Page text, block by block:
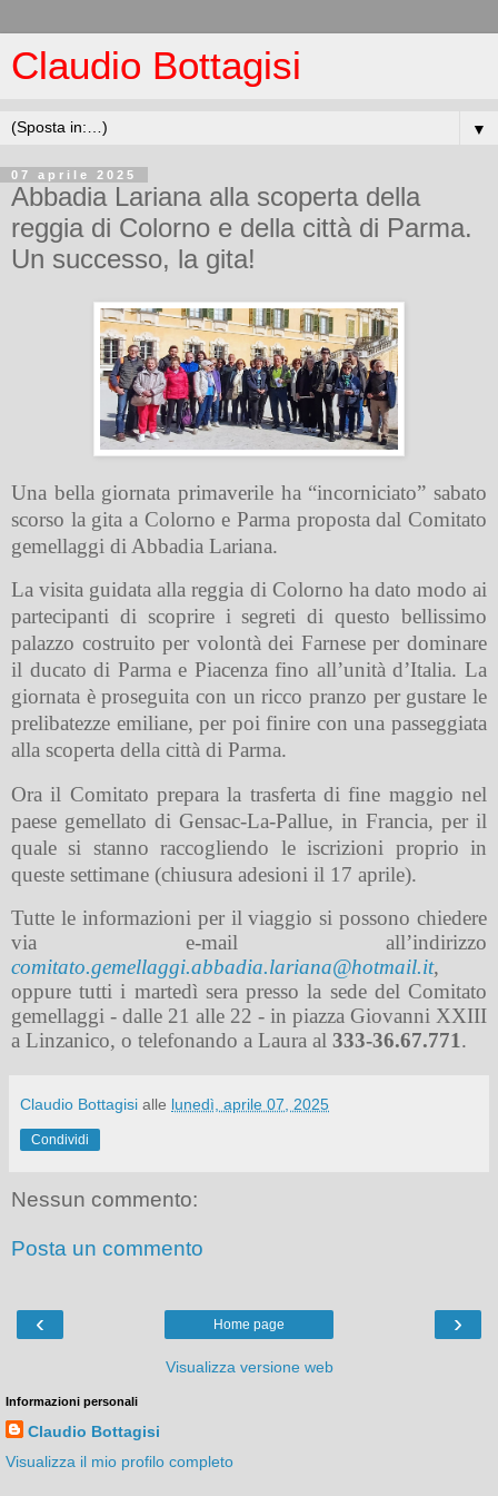
Claudio Bottagisi
▼
07 aprile 2025
Abbadia Lariana alla scoperta della
reggia di Colorno e della città di Parma.
Un successo, la gita!
Una bella giornata primaverile ha “incorniciato” sabato
scorso la gita a Colorno e Parma proposta dal Comitato
gemellaggi di Abbadia Lariana.
La visita guidata alla reggia di Colorno ha dato modo ai
partecipanti di scoprire i segreti di questo bellissimo
palazzo costruito per volontà dei Farnese per dominare
il ducato di Parma e Piacenza fino all’unità d’Italia. La
giornata è proseguita con un ricco pranzo per gustare le
prelibatezze emiliane, per poi finire con una passeggiata
alla scoperta della città di Parma.
Ora il Comitato prepara la trasferta di fine maggio nel
paese gemellato di Gensac-La-Pallue, in Francia, per il
quale si stanno raccogliendo le iscrizioni proprio in
queste settimane (chiusura adesioni il 17 aprile).
Tutte le informazioni per il viaggio si possono chiedere
via e-mail all’indirizzo
comitato.gemellaggi.abbadia.lariana@hotmail.it,
oppure tutti i martedì sera presso la sede del Comitato
gemellaggi - dalle 21 alle 22 - in piazza Giovanni XXIII
a Linzanico, o telefonando a Laura al 333-36.67.771.
Claudio Bottagisi alle lunedì, aprile 07, 2025
Condividi
Nessun commento:
Posta un commento
‹ ›
Home page
Visualizza versione web
Informazioni personali
Claudio Bottagisi
Visualizza il mio profilo completo